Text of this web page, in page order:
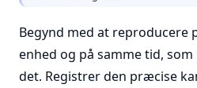
Begynd med at reproducere
enhed og på samme tid,
det. Registrer den præcise